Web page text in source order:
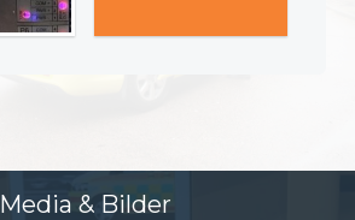
Media & Bilder